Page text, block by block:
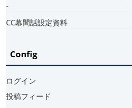
‐
CC幕間話設定資料
Config
ログイン
投稿フィード